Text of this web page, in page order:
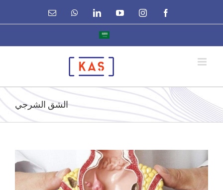
content
Facebook
Instagram
YouTube
LinkedIn
WhatsApp
Email
الشق الشرجي